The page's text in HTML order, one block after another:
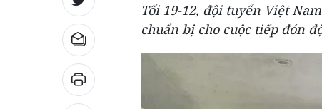
Tối 19-12, đội tuyển Việt
chuẩn bị cho cuộc tiếp đón